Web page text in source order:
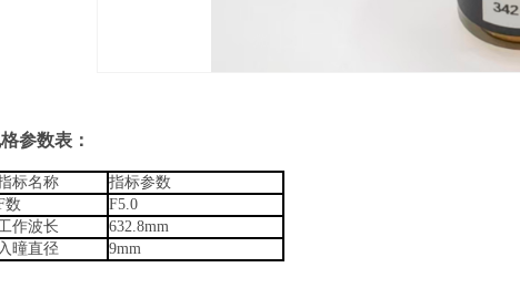
参数表：
标名称
指标参数
数
F5.0
作波长
632.8mm
入曈直径 9mm